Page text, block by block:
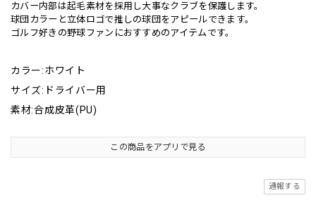
カバー内部は起毛素材を採用し大事なクラブを保護します。
球団カラーと立体ロゴで推しの球団をアピールできます。
ゴルフ好きの野球ファンにおすすめのアイテムです。
カラー:ホワイト
サイズ:ドライバー用
素材:合成皮革(PU)
この商品をアプリで見る
通報する